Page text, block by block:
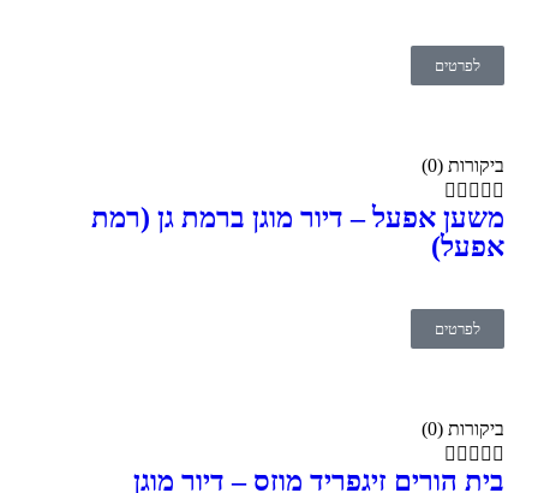
לפרטים
ביקורות (0)
    
משען אפעל – דיור מוגן ברמת גן (רמת
אפעל)
לפרטים
ביקורות (0)
    
בית הורים זיגפריד מוזס – דיור מוגן